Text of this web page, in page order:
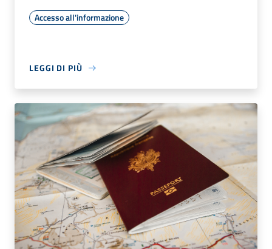
Accesso all'informazione
LEGGI DI PIÙ